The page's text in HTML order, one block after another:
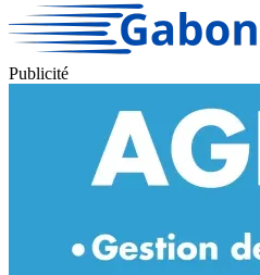
Publicité